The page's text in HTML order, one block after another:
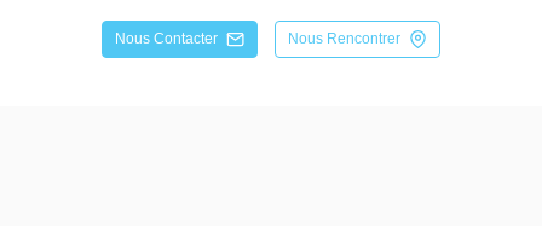
Nous Contacter Nous Rencontrer